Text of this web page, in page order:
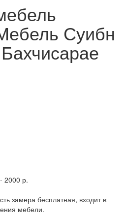
Суибн
2000 р.
замера бесплатная, входит в
мебели.